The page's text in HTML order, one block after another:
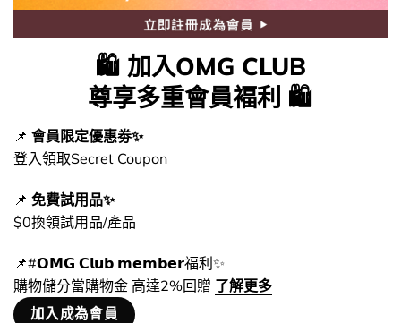
🛍️ 加入OMG CLUB
尊享多重會員褔利 🛍️
📌 會員限定優惠劵✨
登入領取Secret Coupon
📌 免費試用品✨
$0換領試用品/產品
📌#𝗢𝗠𝗚 𝗖𝗹𝘂𝗯 𝗺𝗲𝗺𝗯𝗲𝗿福利✨
購物儲分當購物金 高達2%回贈 了解更多
加入成為會員